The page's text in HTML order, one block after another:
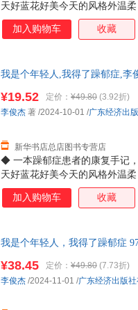
天好蓝花好美今天的风格外温
客观地呈现病发、病中、到康
躁郁，避免躁郁，不害怕躁郁
友、助人者更好地理解和支持
黑暗，这本书能带来理解、共
所以总想为别人撑伞。饱受躁
加入购物车 收藏
我是个年轻人,我得了躁郁症,李
13284178503
◆ 一本躁郁症患者的康复手记
天好蓝花好美今天的风格外温
客观地呈现病发、病中、到康
躁郁，避免躁郁，不害怕躁郁
友、助人者更好地理解和支持
黑暗，这本书能带来理解、共
所以总想为别人撑伞。饱受躁
¥19.52 定价： ¥49.80 (3.92折)
新华书店总店图书专营店
李俊杰 著 /2024-10-01 /广东经济出
加入购物车 收藏
我是个年轻人，我得了躁郁症
¥38.45 定价： ¥49.80 (7.73折)
李俊杰 /2024-11-01 /广东经济出版